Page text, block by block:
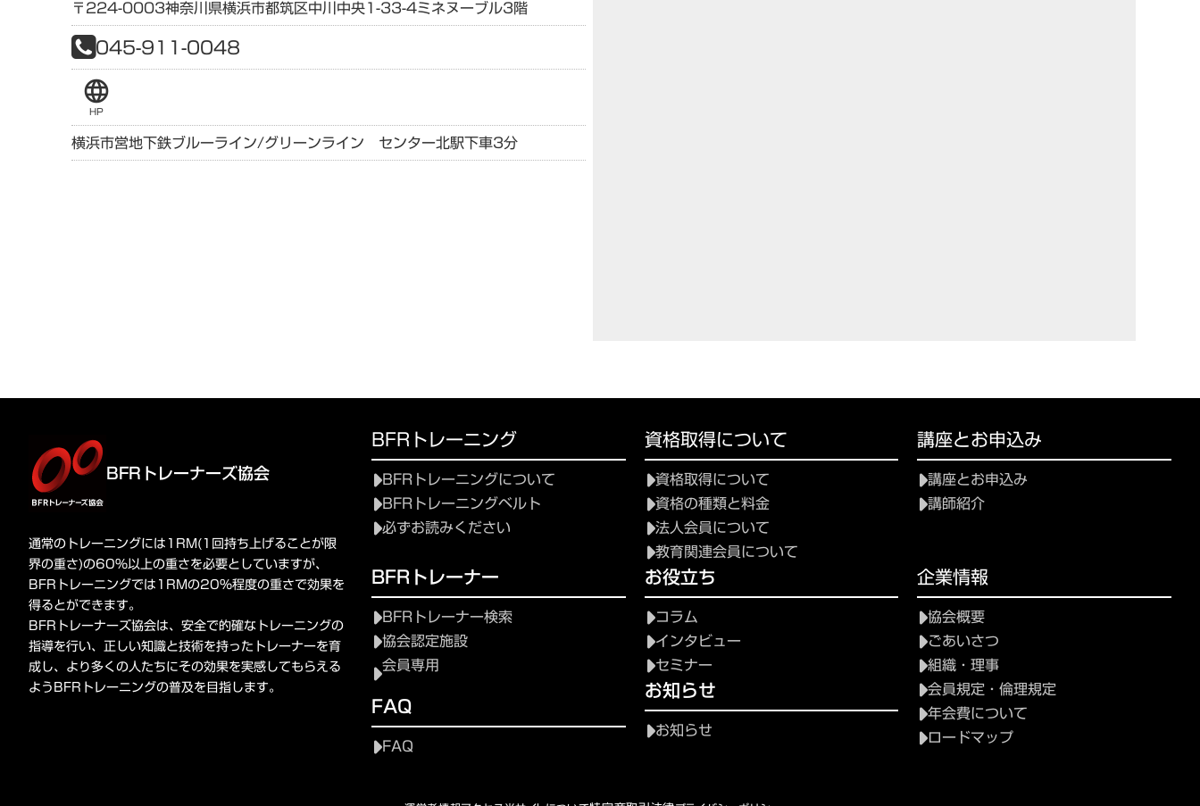
〒224-0003神奈川県横浜市都筑区中川中央1-33-4ミネヌーブル3階
045-911-0048
language
HP
横浜市営地下鉄ブルーライン/グリーンライン センター北駅下車3分
BFRトレーナーズ協会
通常のトレーニングには1RM(1回持ち上げることが限
界の重さ)の60%以上の重さを必要としていますが、
BFRトレーニングでは1RMの20%程度の重さで効果を
得るとができます。
BFRトレーナーズ協会は、安全で的確なトレーニングの
指導を行い、正しい知識と技術を持ったトレーナーを育
成し、より多くの人たちにその効果を実感してもらえる
ようBFRトレーニングの普及を目指します。
BFRトレーニング
BFRトレーニングについて
BFRトレーニングベルト
必ずお読みください
資格取得について
資格取得について
資格の種類と料金
法人会員について
教育関連会員について
講座とお申込み
講座とお申込み
講師紹介
BFRトレーナー
BFRトレーナー検索
協会認定施設
会員専用
FAQ
FAQ
お役立ち
コラム
インタビュー
セミナー
お知らせ
お知らせ
企業情報
協会概要
ごあいさつ
組織・理事
会員規定・倫理規定
年会費について
ロードマップ